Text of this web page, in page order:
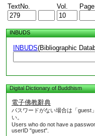
TextNo. Vol. Page
INBUDS
INBUDS(Bibliographic
Digital Dictionary of Buddhism
電子佛教辭典
パスワードがない場合は「guest
い。
Users who do not have a
userID "guest".